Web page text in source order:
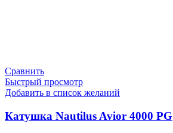
Сравнить
Быстрый просмотр
Добавить в список желаний
Катушка Nautilus Avior 4000 PG